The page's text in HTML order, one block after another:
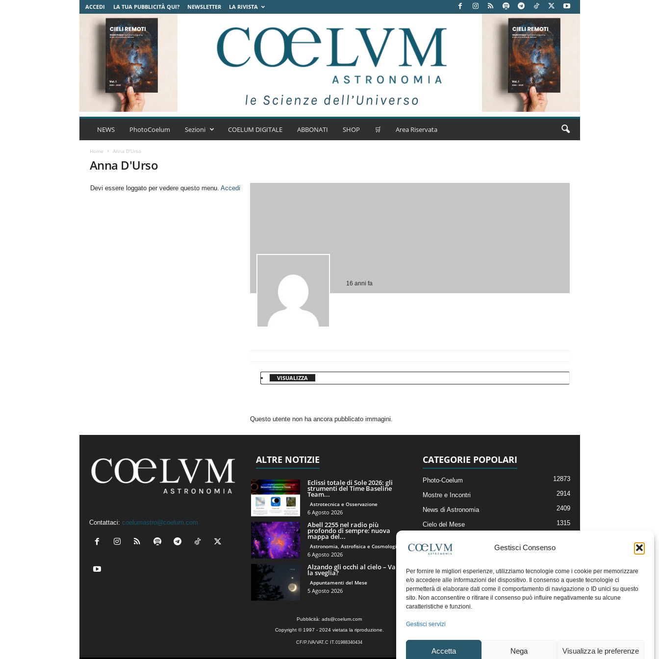
Gestisci Consenso
Per fornire le migliori esperienze, utilizziamo tecnologie come i cookie per memorizzare
e/o accedere alle informazioni del dispositivo. Il consenso a queste tecnologie ci
permetterà di elaborare dati come il comportamento di navigazione o ID unici su questo
sito. Non acconsentire o ritirare il consenso può influire negativamente su alcune
caratteristiche e funzioni.
Gestisci servizi
Accetta Nega Visualizza le preferenze
ACCEDI LA TUA PUBBLICITÀ QUI? NEWSLETTER LA RIVISTA
C
s
NEWS PhotoCoelum Sezioni COELUM DIGITALE ABBONATI SHOP 🛒 Area Riservata
Home Anna D'Urso
Anna D'Urso
Devi essere loggato per vedere questo menu. Accedi
16 anni fa
VISUALIZZA
Questo utente non ha ancora pubblicato immagini.
Contattaci: coelumastro@coelum.com
ALTRE NOTIZIE
Eclissi totale di Sole 2026: gli
strumenti del Time Baseline
Team...
Astrotecnica e Osservazione
6 Agosto 2026
Abell 2255 nel radio più
profondo di sempre: nuova
mappa del...
Astronomia, Astrofisica e Cosmologia
6 Agosto 2026
Alzando gli occhi al cielo – Vale
la sveglia?
Appuntamenti del Mese
5 Agosto 2026
CATEGORIE POPOLARI
Photo-Coelum 12873
Mostre e Incontri 2914
News di Astronomia 2409
Cielo del Mese 1315
Articoli e Risorse On-Line
Il Blog della Redazione
Pubblicità: ads@coelum.com
Copyright © 1997 - 2024 vietata la riproduzione.
CF/P.IVA/VAT.C IT.01988340434